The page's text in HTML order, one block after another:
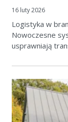
16 luty 2026
Logistyka w
Nowoczesne
usprawniają